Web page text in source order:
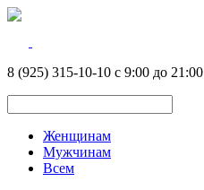
8 (925) 315-10-10 с 9:00 до 21:00
Женщинам
Мужчинам
Всем